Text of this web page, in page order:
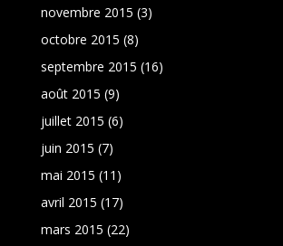
novembre 2015 (3)
octobre 2015 (8)
septembre 2015 (16)
août 2015 (9)
juillet 2015 (6)
juin 2015 (7)
mai 2015 (11)
avril 2015 (17)
mars 2015 (22)